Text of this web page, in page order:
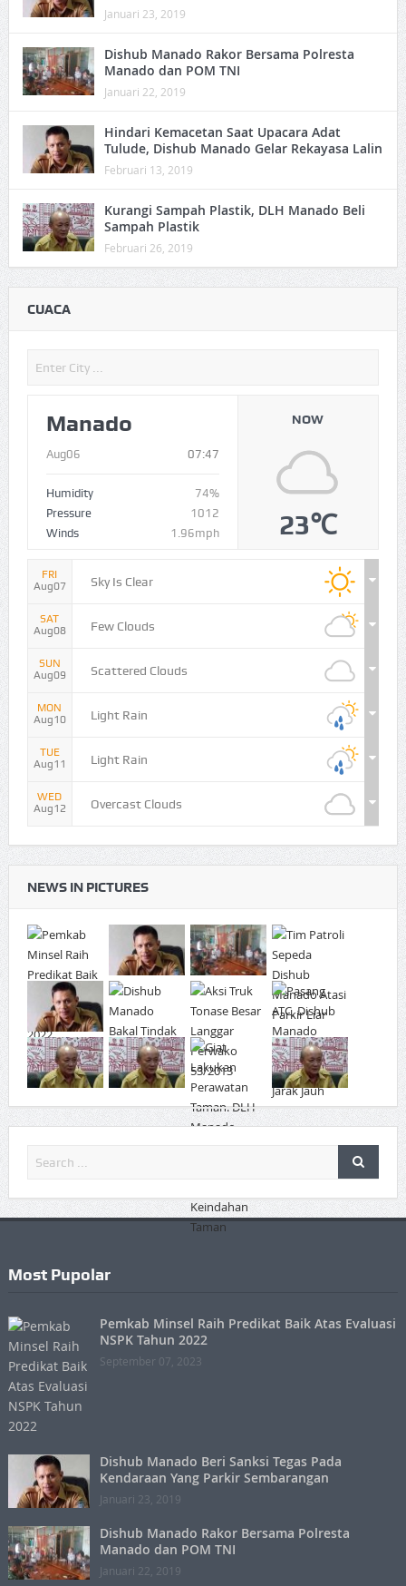
Januari 23, 2019
Dishub Manado Rakor Bersama Polresta
Manado dan POM TNI
Januari 22, 2019
Hindari Kemacetan Saat Upacara Adat
Tulude, Dishub Manado Gelar Rekayasa Lalin
Februari 13, 2019
Kurangi Sampah Plastik, DLH Manado Beli
Sampah Plastik
Februari 26, 2019
CUACA
Manado
Aug06 07:47
Humidity
74%
Pressure
1012
Winds
1.96mph
NOW
23℃
FRI
Aug07
Sky Is Clear
SAT
Aug08
Few Clouds
SUN
Aug09
Scattered Clouds
MON
Aug10
Light Rain
TUE
Aug11
Light Rain
WED
Aug12
Overcast Clouds
NEWS IN PICTURES
Most Pupolar
Pemkab Minsel Raih Predikat Baik Atas Evaluasi
NSPK Tahun 2022
September 07, 2023
Dishub Manado Beri Sanksi Tegas Pada
Kendaraan Yang Parkir Sembarangan
Januari 23, 2019
Dishub Manado Rakor Bersama Polresta
Manado dan POM TNI
Januari 22, 2019